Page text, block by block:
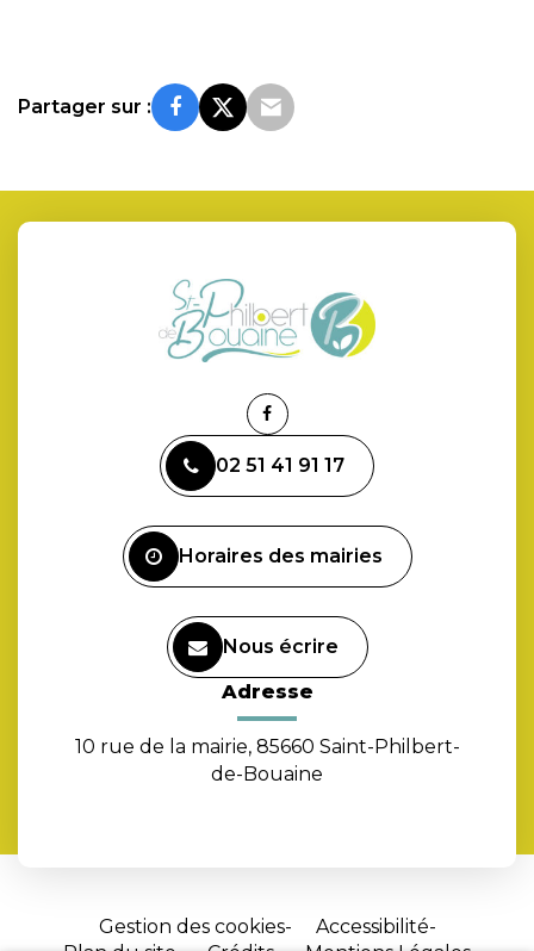
Partager sur :
Lien
le
compte
02 51 41 91 17
Horaires des mairies
Nous écrire
Adresse
10 rue de la mairie, 85660 Saint-Philbert-
de-Bouaine
Gestion des cookies
Accessibilité